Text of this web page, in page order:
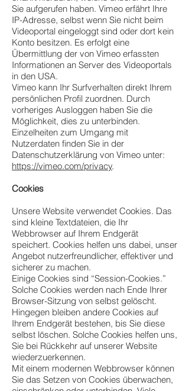
Sie aufgerufen haben. Vimeo erfährt Ihre
IP-Adresse, selbst wenn Sie nicht beim
Videoportal eingeloggt sind oder dort kein
Konto besitzen. Es erfolgt eine
Übermittlung der von Vimeo erfassten
Informationen an Server des Videoportals
in den USA.
Vimeo kann Ihr Surfverhalten direkt Ihrem
persönlichen Profil zuordnen. Durch
vorheriges Ausloggen haben Sie die
Möglichkeit, dies zu unterbinden.
Einzelheiten zum Umgang mit
Nutzerdaten finden Sie in der
Datenschutzerklärung von Vimeo unter:
https://vimeo.com/privacy.
Cookies
Unsere Website verwendet Cookies. Das
sind kleine Textdateien, die Ihr
Webbrowser auf Ihrem Endgerät
speichert. Cookies helfen uns dabei, unser
Angebot nutzerfreundlicher, effektiver und
sicherer zu machen.
Einige Cookies sind “Session-Cookies.”
Solche Cookies werden nach Ende Ihrer
Browser-Sitzung von selbst gelöscht.
Hingegen bleiben andere Cookies auf
Ihrem Endgerät bestehen, bis Sie diese
selbst löschen. Solche Cookies helfen uns,
Sie bei Rückkehr auf unserer Website
wiederzuerkennen.
Mit einem modernen Webbrowser können
Sie das Setzen von Cookies überwachen,